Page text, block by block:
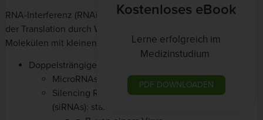
RNA-Interferenz (RNAi) ist ein Mechanismus der Hemmung
der Translation durch Wechselwirkungen von mRNA-
Molekülen mit kleinen doppelsträngigen RNA-Molekülen.
Doppelsträngige RNAs und Proteinkomplex:
MicroRNAs (miRNAs): stammen aus der Zelle
Silencing RNAs bzw. small interfering RNAs
(siRNAs): stammen von außerhalb der Zelle
Kostenloses eBook
Lerne erfolgreich im
Medizinstudium
PDF DOWNLOADEN